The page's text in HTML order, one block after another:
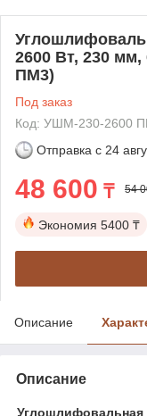
2600 Вт, 230
ПМ3)
Под заказ
Код: УШМ-230-2600
Отправка с 24
48 600 ₸ 54
Экономия 5400 ₸
Описание
Описание
Углошлифовальная